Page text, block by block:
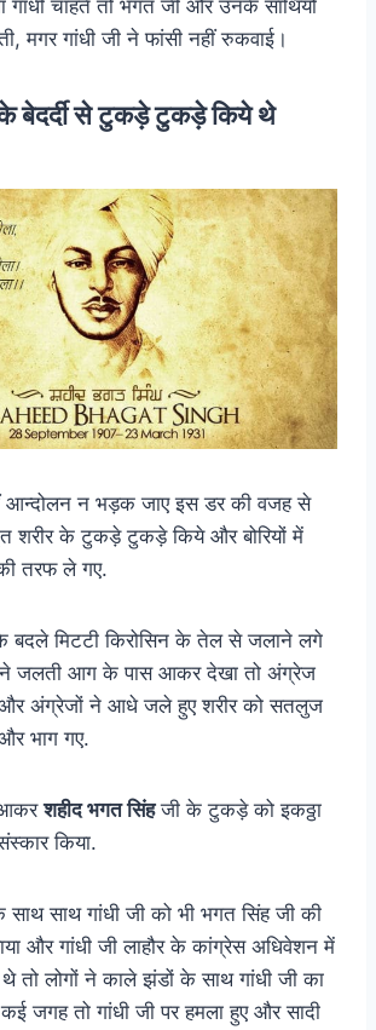
गांधी चाहते तो भगत जी और उनके साथियों
मगर गांधी जी ने फांसी नहीं रुकवाई।
बेदर्दी से टुकड़े टुकड़े किये थे
आन्दोलन न भड़क जाए इस डर की वजह से
शरीर के टुकड़े टुकड़े किये और बोरियों में
तरफ ले गए.
बदले मिटटी किरोसिन के तेल से जलाने लगे
ने जलती आग के पास आकर देखा तो अंग्रेज
अंग्रेजों ने आधे जले हुए शरीर को सतलुज
भाग गए.
आकरशहीद भगत सिंहजी के टुकड़े को इकठ्ठा
किया.
साथ साथ गांधी जी को भी भगत सिंह जी की
और गांधी जी लाहौर के कांग्रेस अधिवेशन में
तो लोगों ने काले झंडों के साथ गांधी जी का
जगह तो गांधी जी पर हमला हुए और सादी